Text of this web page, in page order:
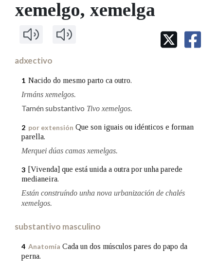
IDENTIDADE CORPORATIVA
MARCIAL DEL ADALID
CASA-MUSEO EMILIA PARDO
FIGURAS HOMENAXEADAS
Facebook
TwitterYoutubeInstagramBluesky
BUSCAR NOS LEMAS
Comeza por
Contén
BUSCAR NO CONTIDO
Nas definicións
Nos exemplos
Na fraseoloxía
xemelgo, xemelga
adxectivo
1 Nacido do mesmo parto ca outro.
Irmáns xemelgos.
Tamén substantivo Tivo xemelgos.
2 por extensión Que son iguais ou idénticos e forman
parella.
Merquei dúas camas xemelgas.
3 [Vivenda] que está unida a outra por unha parede
medianeira.
Están construíndo unha nova urbanización de chalés
xemelgos.
substantivo masculino
4 Anatomía Cada un dos músculos pares do papo da
perna.